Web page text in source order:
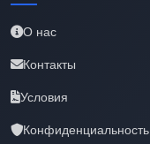
О нас
Контакты
Условия
Конфиденциальность